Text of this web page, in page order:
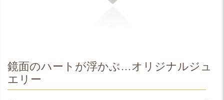
鏡面のハートが浮かぶ…オリジナルジュ
エリー